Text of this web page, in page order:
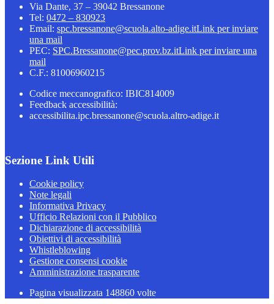
Via Dante, 37 – 39042 Bressanone
Tel: 0472 – 830923
Email: spc.bressanone@scuola.alto-adige.itLink per inviare
una mail
PEC: SPC.Bressanone@pec.prov.bz.itLink per inviare una
mail
C.F.: 81006960215
Codice meccanografico: IBIC814009
Feedback accessibilità:
accessibilita.ipc.bressanone@scuola.altro-adige.it
Sezione Link Utili
Cookie policy
Note legali
Informativa Privacy
Ufficio Relazioni con il Pubblico
Dichiarazione di accessibilità
Obiettivi di accessibilità
Whistleblowing
Gestione consensi cookie
Amministrazione trasparente
Pagina visualizzata 148860 volte